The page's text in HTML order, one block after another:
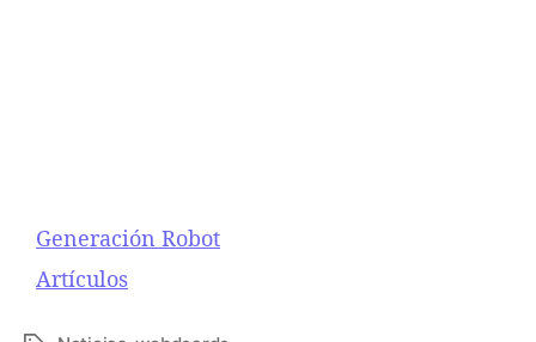
Generación Robot
Respecto a
Artículos